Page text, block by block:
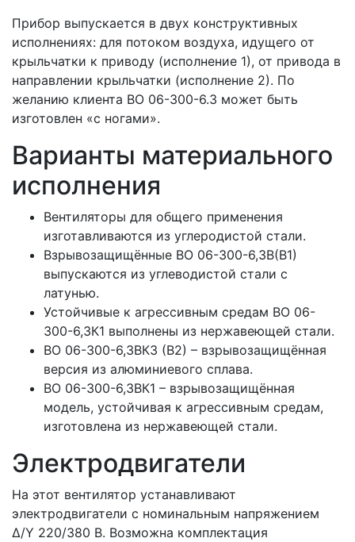
Прибор выпускается в двух конструктивных
исполнениях: для потоком воздуха, идущего от
крыльчатки к приводу (исполнение 1), от привода в
направлении крыльчатки (исполнение 2). По
желанию клиента ВО 06-300-6.3 может быть
изготовлен «с ногами».
Варианты материального
исполнения
Вентиляторы для общего применения
изготавливаются из углеродистой стали.
Взрывозащищённые ВО 06-300-6,3В(В1)
выпускаются из углеводистой стали с
латунью.
Устойчивые к агрессивным средам ВО 06-
300-6,3К1 выполнены из нержавеющей стали.
ВО 06-300-6,3ВК3 (В2) – взрывозащищённая
версия из алюминиевого сплава.
ВО 06-300-6,3ВК1 – взрывозащищённая
модель, устойчивая к агрессивным средам,
изготовлена из нержавеющей стали.
Электродвигатели
На этот вентилятор устанавливают
электродвигатели с номинальным напряжением
Δ/Y 220/380 В. Возможна комплектация